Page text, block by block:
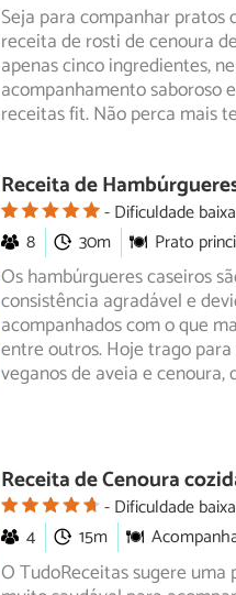
Seja para companhar pratos
receita de rosti de cenoura
apenascinco ingredientes,
acompanhamento saboroso
receitas fit. Não perca mais
Receita de
Dificuldade baixa
8
30m Prato
Os hambúrgueres caseiros
consistência agradável e
acompanhadoscom o que
entre outros. Hoje trago
veganos de aveia e cenoura,
Receita de Cenoura
Dificuldade baixa
4 15m
O TudoReceitas sugere